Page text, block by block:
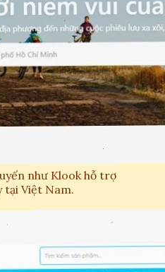
như Klook hỗ trợ
tại Việt Nam.